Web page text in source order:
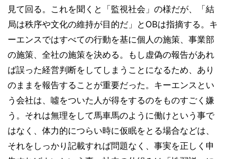
見て回る。これを聞くと「監視社会」の様だが、「結
局は秩序や文化の維持が目的だ」とOBは指摘する。キ
ーエンスではすべての行動を基に個人の施策、事業部
の施策、全社の施策を決める。もし虚偽の報告があれ
ば誤った経営判断をしてしまうことになるため、あり
のままを報告することが重要だった。キーエンスとい
う会社は、噓をついた人が得をするのをものすごく嫌
う。それは無理をして馬車馬のように働けという事で
はなく、体力的につらい時に仮眠をとる場合などは、
それをしっかり記載すれば問題なく、事実を正しく申